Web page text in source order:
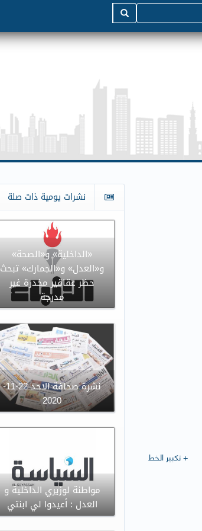
+ تكبير الخط
نشرات يومية ذات صلة
«الداخلية» و«الصحة»
و«العدل» و«الجمارك» تبحث
حظر عقاقير مخدرة غير
مدرجة
نشرة صحافة الاحد 22-11-
2020
مواطنة لوزيري الداخلية و
العدل : أعيدوا لي ابنتي